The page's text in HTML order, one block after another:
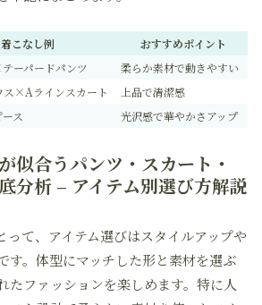
着こなし例
おすすめポイント
ーパードパンツ
柔らか素材で動きやすい
ス×Aラインスカート
上品で清潔感
ス 光沢感で華やかさアップ
似合うパンツ・スカート・
分析 – アイテム別選び方解説
って、アイテム選びはスタイルアップや
す。体型にマッチした形と素材を選ぶ
たファッションを楽しめます。特に人